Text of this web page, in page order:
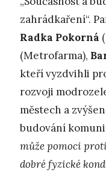
zahrádkaření“.
Radka Pokorná
(Metrofarma),
kteří vyzdvihli
rozvoji
městech a
budování
může pomoci
dobré fyzické